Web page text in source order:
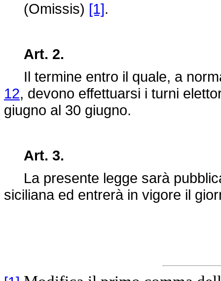
(Omissis) [1].
Art. 2.
Il termine entro il quale, a
12, devono effettuarsi i turni
giugno al 30 giugno.
Art. 3.
La presente legge sarà
siciliana ed entrerà in vigore il